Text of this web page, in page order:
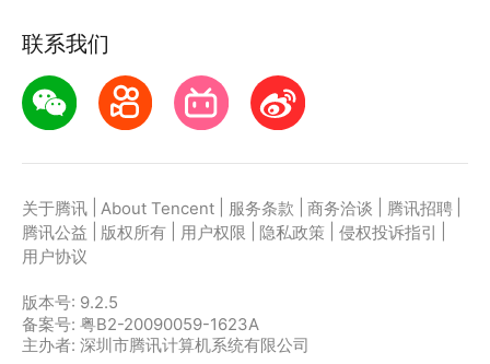
联系我们
关于腾讯 About Tencent 服务条款 商务洽谈 腾讯招聘
腾讯公益
版权所有 用户权限 隐私政策 侵权投诉指引
用户协议
版本号: 9.2.5
备案号: 粤B2-20090059-1623A
主办者: 深圳市腾讯计算机系统有限公司